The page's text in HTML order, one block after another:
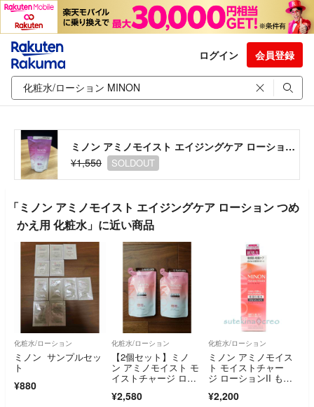
ログイン 会員登録
ミノン アミノモイスト エイジングケア ローション つめかえ用 化粧水
¥1,550
SOLDOUT
「ミノン アミノモイスト エイジングケア ローション つめ
かえ用 化粧水」に近い商品
化粧水/ローション
ミノン サンプルセッ
ト
¥880
化粧水/ローション
【2個セット】ミノ
ン アミノモイスト モ
イストチャージ ロー
¥2,580
化粧水/ローション
ミノン アミノモイス
ト モイストチャー
ジ ローションII もっ
ml 使用期限202709
¥2,200